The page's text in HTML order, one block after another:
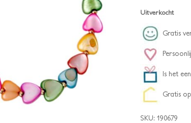
Uitverkocht
Gratis
Is het
Gratis
SKU: 190679